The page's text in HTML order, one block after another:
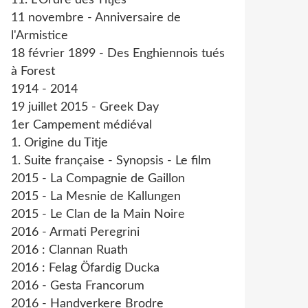
11 novembre - Anniversaire de
l'Armistice
18 février 1899 - Des Enghiennois tués
à Forest
1914 - 2014
19 juillet 2015 - Greek Day
1er Campement médiéval
1. Origine du Titje
1. Suite française - Synopsis - Le film
2015 - La Compagnie de Gaillon
2015 - La Mesnie de Kallungen
2015 - Le Clan de la Main Noire
2016 - Armati Peregrini
2016 : Clannan Ruath
2016 : Felag Öfardig Ducka
2016 - Gesta Francorum
2016 - Handverkere Brodre